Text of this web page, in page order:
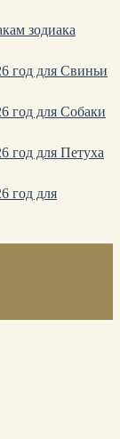
зодиака
год для Свиньи
год для Собаки
год для Петуха
год для